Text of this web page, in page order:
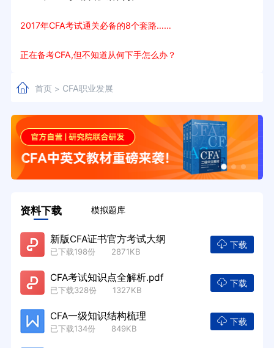
2017年CFA考试通关必备的8个套路……
正在备考CFA,但不知道从何下手怎么办？
首页> CFA职业发展
资料下载 模拟题库
新版CFA证书官方考试大纲
已下载198份 2871KB
下载
CFA考试知识点全解析.pdf
已下载328份 1327KB
下载
CFA一级知识结构梳理
已下载134份 849KB
下载